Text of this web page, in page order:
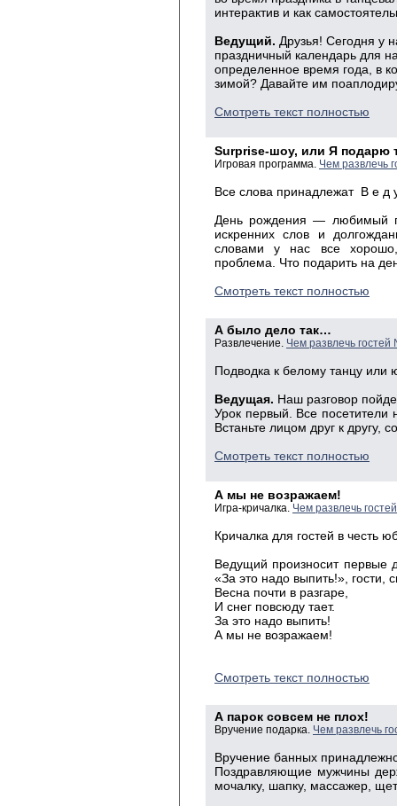
интерактив и как
Ведущий. Друзья! Сегодня у
праздничный календарь для
определенное время года, в
зимой? Давайте им
Смотреть текст полностью
Surprise-шоу, или Я подарю
Игровая программа. Чем развлечь
Все слова принадлежат В е д
День рождения — любимый
искренних слов и
словами у нас все
проблема. Что подарить на
Смотреть текст полностью
А было дело так…
Развлечение. Чем развлечь
Подводка к белому танцу или
Ведущая. Наш разговор
Урок первый. Все
Встаньте лицом друг к другу,
Смотреть текст полностью
А мы не возражаем!
Игра-кричалка. Чем развлечь
Кричалка для гостей в честь
Ведущий произносит первые
«За это надо выпить!»,
Весна почти в разгаре,
И снег повсюду тает.
За это надо выпить!
А мы не возражаем!
Смотреть текст полностью
А парок совсем не плох!
Вручение подарка. Чем развлечь
Вручение банных
Поздравляющие мужчины
мочалку, шапку, массажер,